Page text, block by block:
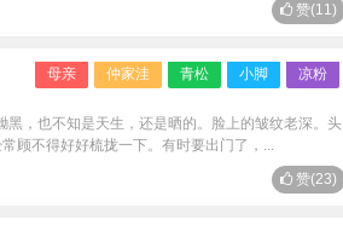
赞(11)
母亲 仲家洼 青松 小脚 凉粉
，也不知是天生，还是晒的。脸上的皱纹老深。头
顾不得好好梳拢一下。有时要出门了，...
赞(23)